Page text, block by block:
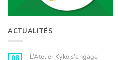
ACTUALITÉS
L’Atelier Kyko s’engage